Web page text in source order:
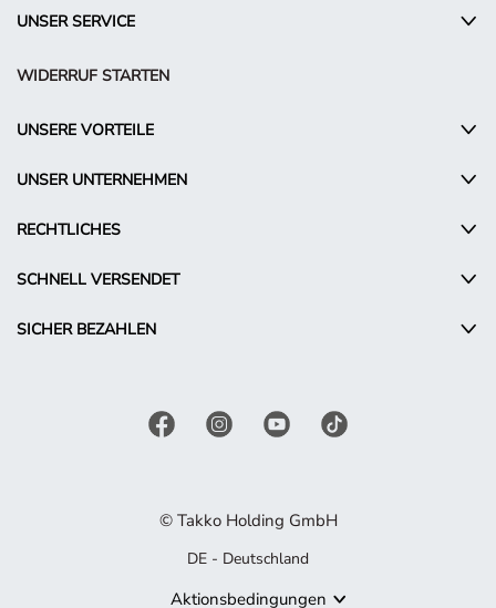
UNSER SERVICE
WIDERRUF STARTEN
UNSERE VORTEILE
UNSER UNTERNEHMEN
RECHTLICHES
SCHNELL VERSENDET
SICHER BEZAHLEN
© Takko Holding GmbH
DE - Deutschland
Aktionsbedingungen